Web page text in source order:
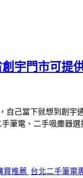
宇門市可提
自己當下就想到創宇
筆電、二手吸塵器
買推薦 台北二手筆電